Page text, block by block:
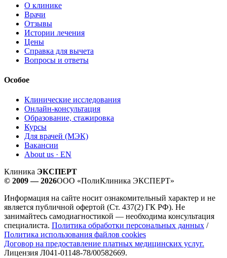
О клинике
Врачи
Отзывы
Истории лечения
Цены
Справка для вычета
Вопросы и ответы
Особое
Клинические исследования
Онлайн-консультация
Образование, стажировка
Курсы
Для врачей (МЭК)
Вакансии
About us · EN
Клиника ЭКСПЕРТ
© 2009 — 2026ООО «ПолиКлиника ЭКСПЕРТ»
Информация на сайте носит ознакомительный характер и не
является публичной офертой (Ст. 437(2) ГК РФ). Не
занимайтесь самодиагностикой — необходима консультация
специалиста. Политика обработки персональных данных /
Политика использования файлов cookies
Договор на предоставление платных медицинских услуг.
Лицензия Л041-01148-78/00582669.